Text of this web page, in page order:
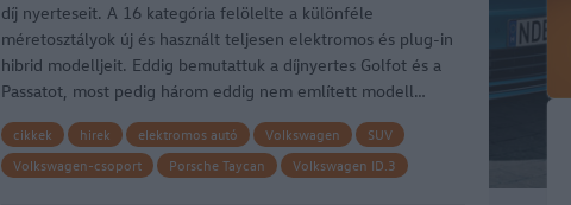
díj nyerteseit. A 16 kategória felölelte a különféle
méretosztályok új és használt teljesen elektromos és plug-in
hibrid modelljeit. Eddig bemutattuk a díjnyertes Golfot és a
Passatot, most pedig három eddig nem említett modell…
cikkek hirek elektromos autó Volkswagen
SUV
Volkswagen-csoport
Porsche Taycan
Volkswagen ID.3